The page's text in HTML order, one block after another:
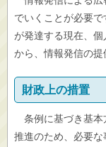
でいくことが必要
が発達する現在、
から、情報発信の提
財政上の措置
条例に基づき基本
推進のため、必要な